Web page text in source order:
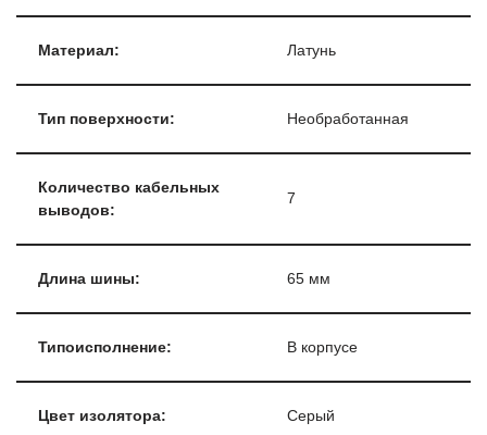
Материал: Латунь
Тип поверхности: Необработанная
Количество кабельных
выводов:
7
Длина шины: 65 мм
Типоисполнение: В корпусе
Цвет изолятора: Серый